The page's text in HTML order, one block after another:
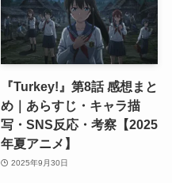
『Turkey!』第8話 感想まと
め｜あらすじ・キャラ描
写・SNS反応・考察【2025
年夏アニメ】
2025年9月30日